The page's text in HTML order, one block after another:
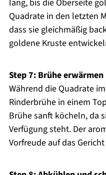
lang, bis die Oberseite
Quadrate in den letzten
dass sie gleichmäßig
goldene Kruste
Step 7: Brühe erwärmen
Während die Quadrate
Rinderbrühe in einem
Brühe sanft köcheln, da
Verfügung steht. Der
Vorfreude auf das